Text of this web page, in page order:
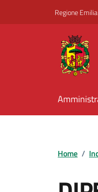
Regione
Home /